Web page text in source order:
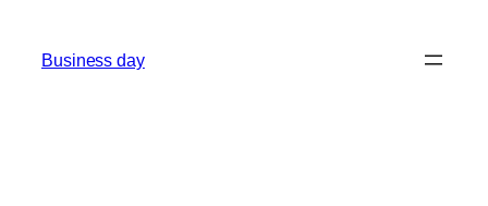
obsahBusiness day